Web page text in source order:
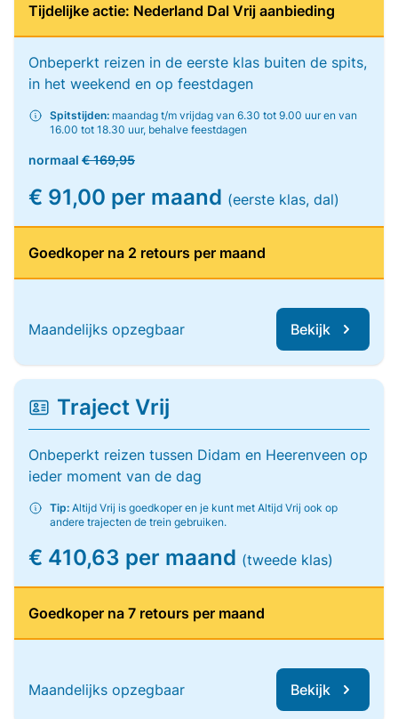
Tijdelijke actie: Nederland Dal Vrij aanbieding
Onbeperkt reizen in de eerste klas buiten de spits,
in het weekend en op feestdagen
Spitstijden: maandag t/m vrijdag van 6.30 tot 9.00 uur en van
16.00 tot 18.30 uur, behalve feestdagen
normaal € 169,95
€ 91,00 per maand (eerste klas, dal)
Goedkoper na 2 retours per maand
Maandelijks opzegbaar Bekijk
Traject Vrij
Onbeperkt reizen tussen Didam en Heerenveen op
ieder moment van de dag
Tip: Altijd Vrij is goedkoper en je kunt met Altijd Vrij ook op
andere trajecten de trein gebruiken.
€ 410,63 per maand (tweede klas)
Goedkoper na 7 retours per maand
Maandelijks opzegbaar Bekijk